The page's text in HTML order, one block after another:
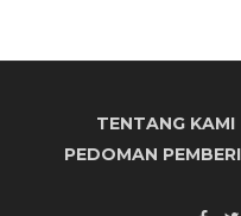
TENTANG KAMI
PEDOMAN